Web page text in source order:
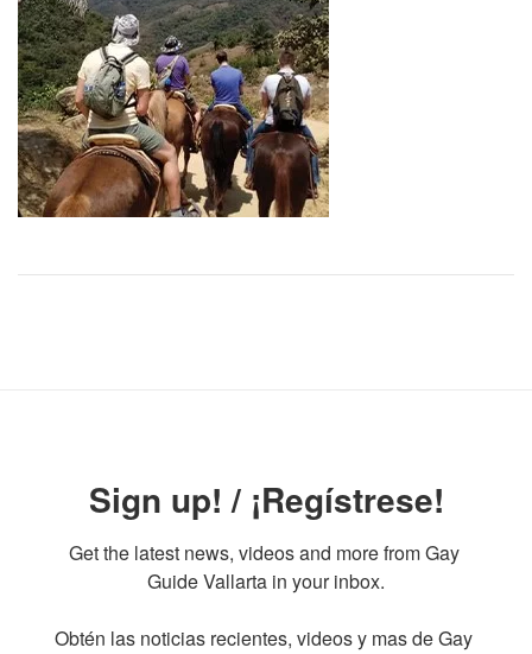
Sign up! / ¡Regístrese!
Get the latest news, videos and more from Gay
Guide Vallarta in your inbox.
Obtén las noticias recientes, videos y mas de Gay